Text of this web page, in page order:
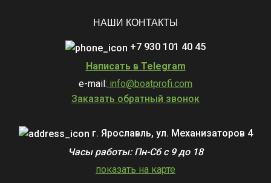
НАШИ КОНТАКТЫ
+7 930 101 40 45
Написать в Telegram
e-mail: info@boatprofi.com
Заказать обратный звонок
г. Ярославль, ул. Механизаторов 4
Часы работы: Пн-Сб с 9 до 18
показать на карте